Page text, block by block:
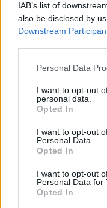
IAB’s list of
also be disclosed by
Downstream
Personal Data
I want to opt-out
personal data.
Opted In
I want to opt-out
Personal Data.
Opted In
I want to opt-out
Personal Data for
Opted In
Semáforos
7/08/2026